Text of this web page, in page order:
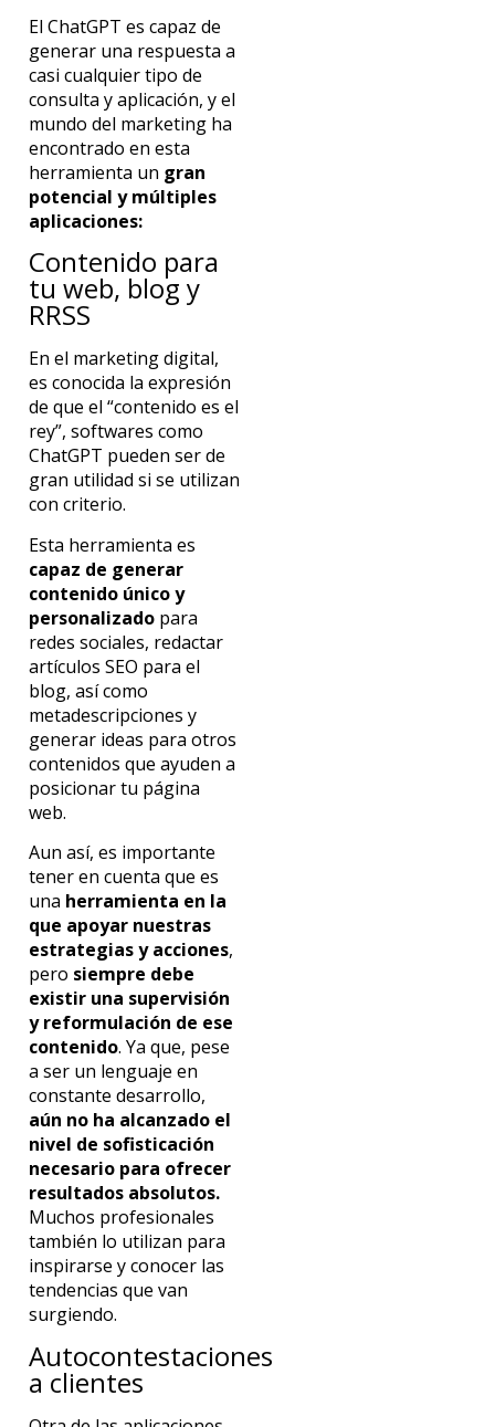
El ChatGPT es capaz de
generar una respuesta a
casi cualquier tipo de
consulta y aplicación, y el
mundo del marketing ha
encontrado en esta
herramienta un gran
potencial y múltiples
aplicaciones:
Contenido para
tu web, blog y
RRSS
En el marketing digital,
es conocida la expresión
de que el “contenido es el
rey”, softwares como
ChatGPT pueden ser de
gran utilidad si se utilizan
con criterio.
Esta herramienta es
capaz de generar
contenido único y
personalizado para
redes sociales, redactar
artículos SEO para el
blog, así como
metadescripciones y
generar ideas para otros
contenidos que ayuden a
posicionar tu página
web.
Aun así, es importante
tener en cuenta que es
una herramienta en la
que apoyar nuestras
estrategias y acciones,
pero siempre debe
existir una supervisión
y reformulación de ese
contenido. Ya que, pese
a ser un lenguaje en
constante desarrollo,
aún no ha alcanzado el
nivel de sofisticación
necesario para ofrecer
resultados absolutos.
Muchos profesionales
también lo utilizan para
inspirarse y conocer las
tendencias que van
surgiendo.
Autocontestaciones
a clientes